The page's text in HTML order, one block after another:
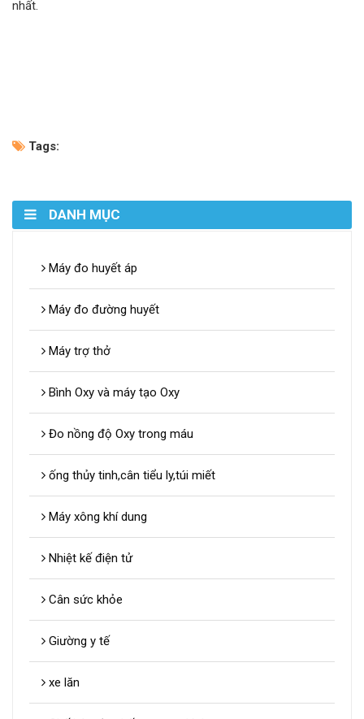
nhất.
Tags:
DANH MỤC
Máy đo huyết áp
Máy đo đường huyết
Máy trợ thở
Bình Oxy và máy tạo Oxy
Đo nồng độ Oxy trong máu
ống thủy tinh,cân tiểu ly,túi miết
Máy xông khí dung
Nhiệt kế điện tử
Cân sức khỏe
Giường y tế
xe lăn